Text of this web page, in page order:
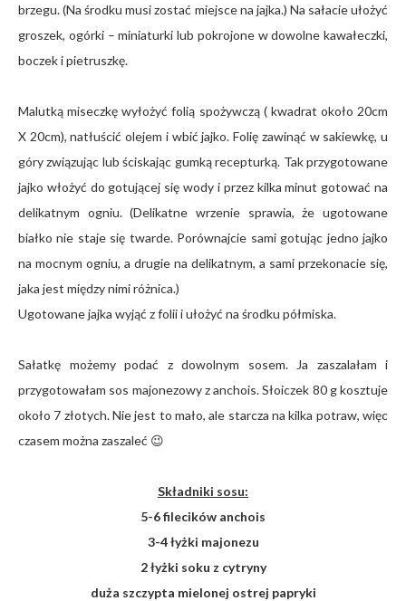
brzegu. (Na środku musi zostać miejsce na jajka.) Na sałacie ułożyć
groszek, ogórki – miniaturki lub pokrojone w dowolne kawałeczki,
boczek i pietruszkę.
Malutką miseczkę wyłożyć folią spożywczą ( kwadrat około 20cm
X 20cm), natłuścić olejem i wbić jajko. Folię zawinąć w sakiewkę, u
góry związując lub ściskając gumką recepturką. Tak przygotowane
jajko włożyć do gotującej się wody i przez kilka minut gotować na
delikatnym ogniu. (Delikatne wrzenie sprawia, że ugotowane
białko nie staje się twarde. Porównajcie sami gotując jedno jajko
na mocnym ogniu, a drugie na delikatnym, a sami przekonacie się,
jaka jest między nimi różnica.)
Ugotowane jajka wyjąć z folii i ułożyć na środku półmiska.
Sałatkę możemy podać z dowolnym sosem. Ja zaszalałam i
przygotowałam sos majonezowy z anchois. Słoiczek 80 g kosztuje
około 7 złotych. Nie jest to mało, ale starcza na kilka potraw, więc
czasem można zaszaleć 😉
Składniki sosu:
5-6 filecików anchois
3-4 łyżki majonezu
2 łyżki soku z cytryny
duża szczypta mielonej ostrej papryki